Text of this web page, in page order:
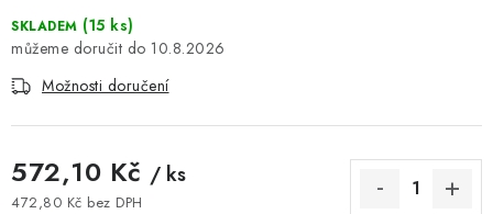
OBCHODNÍ PODMÍNKY
🚚 STAV OBJEDNÁVKY
SKLADEM (15 ks)
10.8.2026
Možnosti doručení
572,10 Kč / ks
472,80 Kč bez DPH